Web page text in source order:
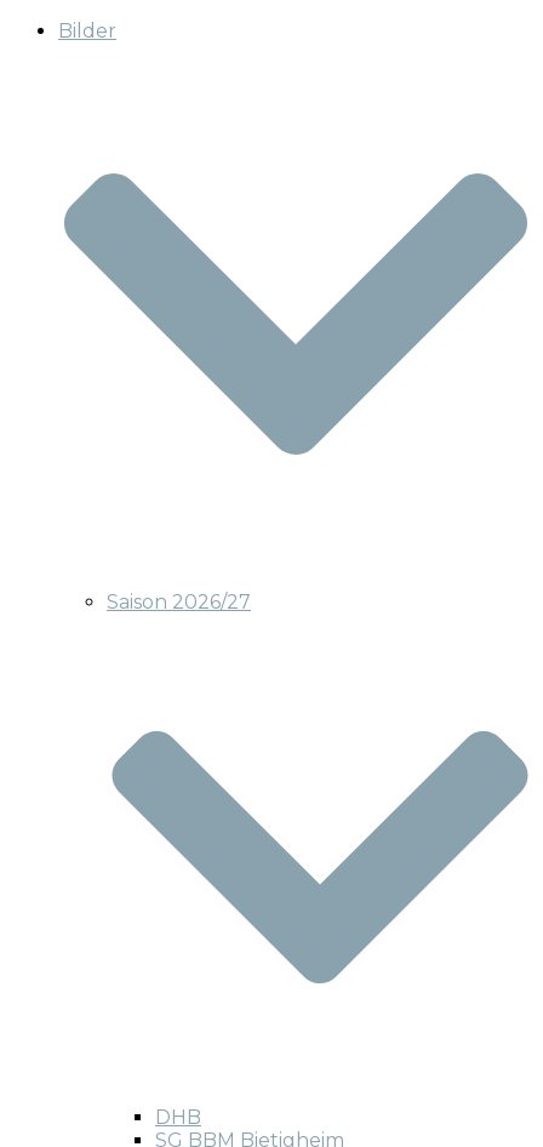
Bilder
Saison 2026/27
DHB
SG BBM Bietigheim